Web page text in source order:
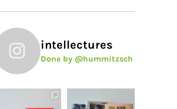
intellectures
Done by @hummitzsch